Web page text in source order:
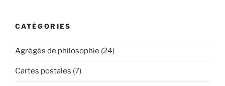
CATÉGORIES
Agrégés de philosophie (24)
Cartes postales (7)